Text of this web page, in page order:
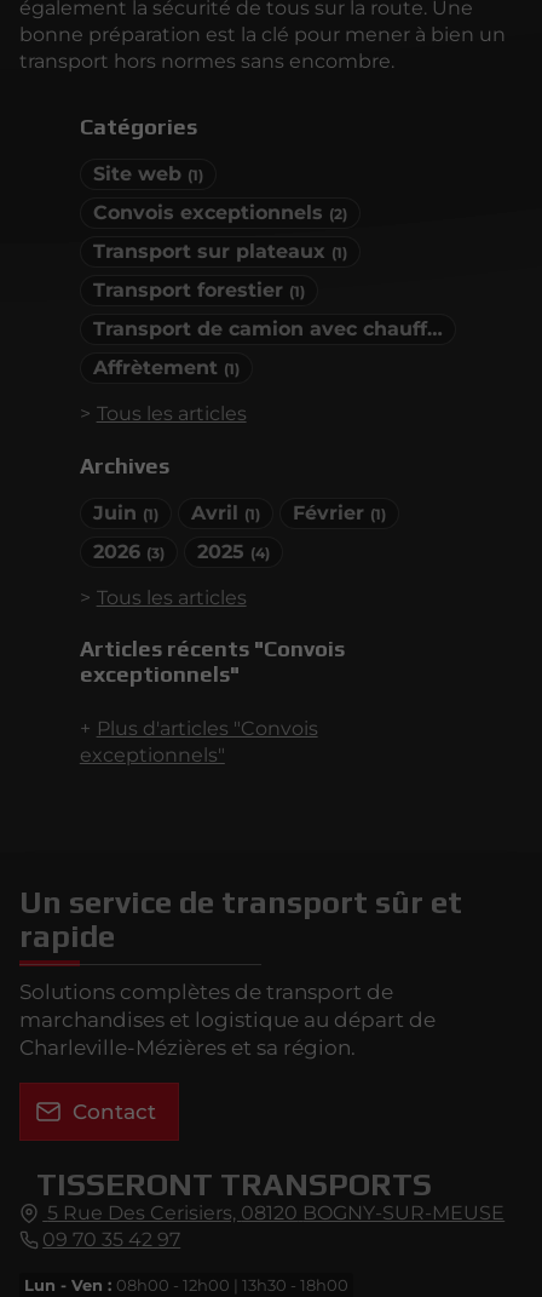
Catégories
Site web (1)
Convois exceptionnels (2)
Transport sur plateaux (1)
Transport forestier (1)
Transport de camion avec chauffeur
Affrètement (1)
Tous les articles
Archives
Juin (1) Avril (1) Février (1)
2026 (3) 2025 (4)
Tous les articles
Articles récents "Convois
exceptionnels"
Plus d'articles "Convois
exceptionnels"
également la sécurité de tous sur la route. Une
bonne préparation est la clé pour mener à bien un
transport hors normes sans encombre.
TISSERONT TRANSPORTS
5 Rue Des Cerisiers, 08120 BOGNY-SUR-MEUSE
09 70 35 42 97
Lun - Ven : 08h00 - 12h00 | 13h30 - 18h00
Un service de transport sûr et
rapide
Solutions complètes de transport de
marchandises et logistique au départ de
Charleville-Mézières et sa région.
Contact